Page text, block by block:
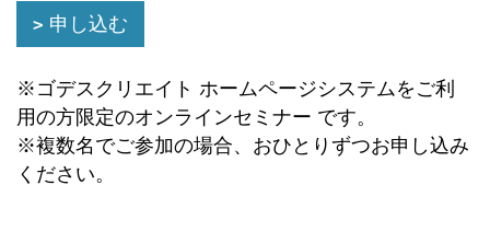
申し込む
※ゴデスクリエイト ホームページシステムをご利
用の方限定のオンラインセミナー です。
※複数名でご参加の場合、おひとりずつお申し込み
ください。